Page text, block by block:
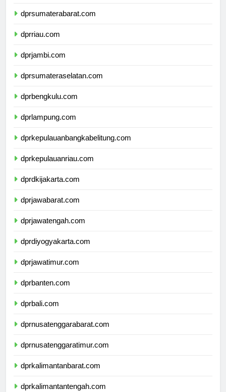
dprsumaterabarat.com
dprriau.com
dprjambi.com
dprsumateraselatan.com
dprbengkulu.com
dprlampung.com
dprkepulauanbangkabelitung.com
dprkepulauanriau.com
dprdkijakarta.com
dprjawabarat.com
dprjawatengah.com
dprdiyogyakarta.com
dprjawatimur.com
dprbanten.com
dprbali.com
dprnusatenggarabarat.com
dprnusatenggaratimur.com
dprkalimantanbarat.com
dprkalimantantengah.com